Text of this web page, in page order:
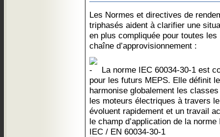
Les Normes et directives de
triphasés aident à clarifier une
en plus compliquée pour toutes
chaîne d’approvisionnement :
La norme IEC 60034-30-1 est
pour les futurs MEPS. Elle définit
harmonise globalement les
les moteurs électriques à travers
évoluent rapidement et un travail
le champ d’application de la
IEC / EN 60034-30-1